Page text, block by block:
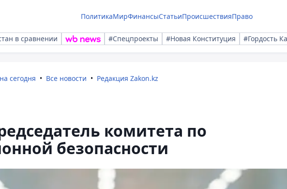
ПолитикаМирФинансыСтатьиПроисшествияПраво
в сравнении #Спецпроекты #Новая Конституция #Гордость
сегодня Все новости Редакция Zakon.kz
комитета по
безопасности